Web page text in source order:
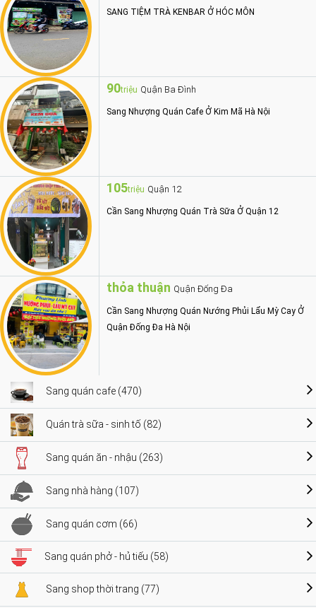
SANG TIỆM TRÀ KENBAR Ở HÓC MÔN
90triệu Quận Ba Đình
Sang Nhượng Quán Cafe Ở Kim Mã Hà Nội
105triệu Quận 12
Cần Sang Nhượng Quán Trà Sữa Ở Quận 12
thỏa thuận Quận Đống Đa
Cần Sang Nhượng Quán Nướng Phủi Lẩu Mỳ Cay Ở
Quận Đống Đa Hà Nội
Sang quán cafe (470)
Quán trà sữa - sinh tố (82)
Sang quán ăn - nhậu (263)
Sang nhà hàng (107)
Sang quán cơm (66)
Sang quán phở - hủ tiếu (58)
Sang shop thời trang (77)